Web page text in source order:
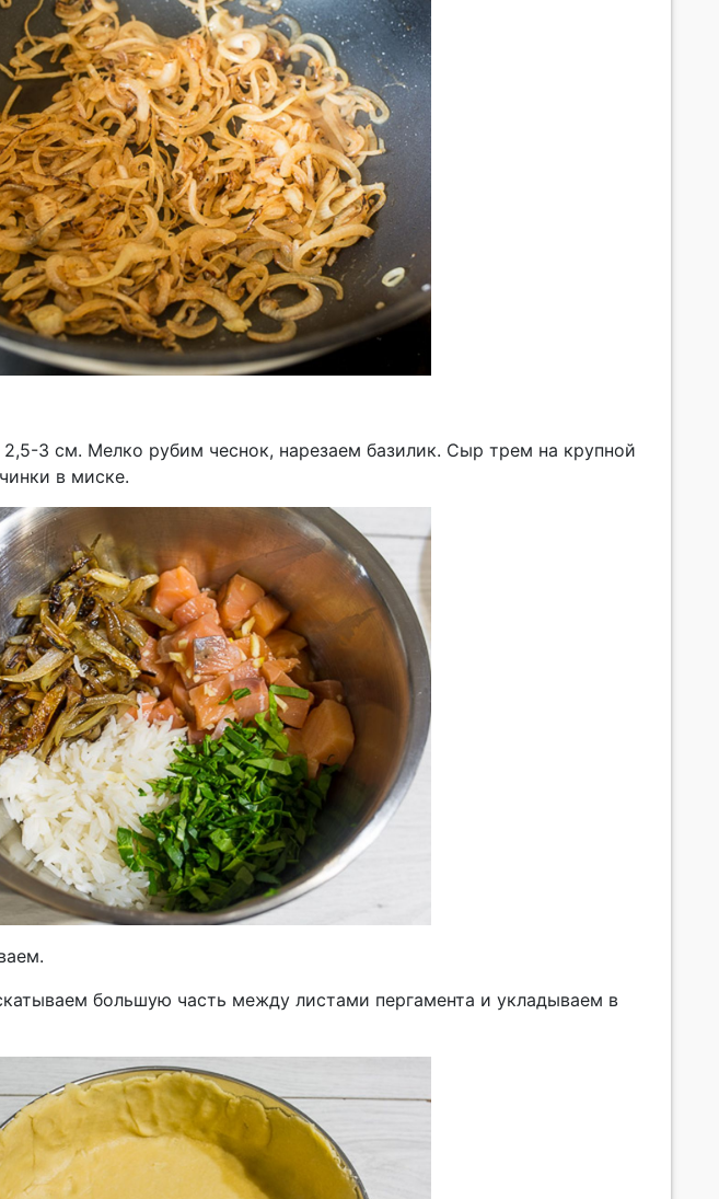
3 см. Мелко рубим чеснок, нарезаем базилик. Сыр трем на крупной
в миске.
большую часть между листами пергамента и укладываем в